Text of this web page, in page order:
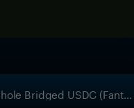
Wormhole Bridged USDC (Fantom)